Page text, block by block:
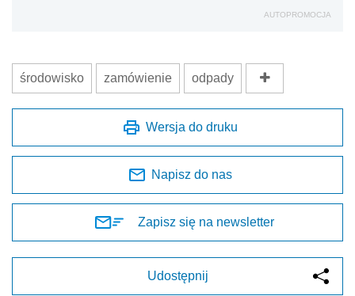
AUTOPROMOCJA
środowisko zamówienie odpady
Wersja do druku
Napisz do nas
Zapisz się na newsletter
Udostępnij